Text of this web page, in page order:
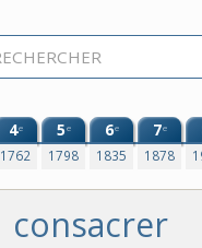
4e
1762
5e
1798
6e
1835
7e
1878
consacrer